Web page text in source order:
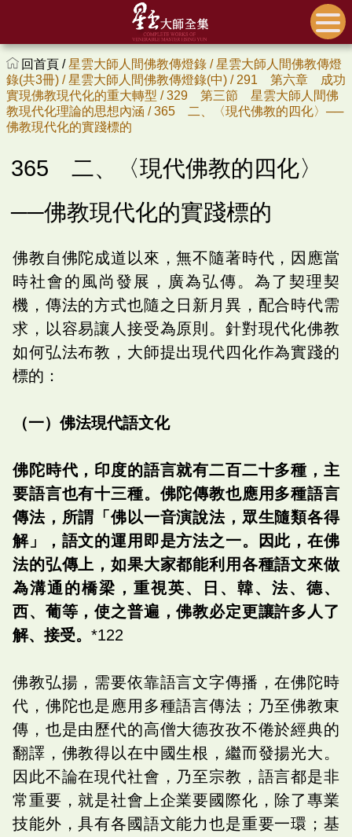
回首頁 /星雲大師人間佛教傳燈錄 /星雲大師人間佛教傳燈
錄(共3冊) /星雲大師人間佛教傳燈錄(中) / 291 第六章 成功
實現佛教現代化的重大轉型 /329 第三節 星雲大師人間佛
教現代化理論的思想內涵 /365 二、〈現代佛教的四化〉──
佛教現代化的實踐標的
365 二、〈現代佛教的四化〉
──佛教現代化的實踐標的
佛教自佛陀成道以來，無不隨著時代，因應當
時社會的風尚發展，廣為弘傳。為了契理契
機，傳法的方式也隨之日新月異，配合時代需
求，以容易讓人接受為原則。針對現代化佛教
如何弘法布教，大師提出現代四化作為實踐的
標的：
（一）佛法現代語文化
佛陀時代，印度的語言就有二百二十多種，主
要語言也有十三種。佛陀傳教也應用多種語言
傳法，所謂「佛以一音演說法，眾生隨類各得
解」，語文的運用即是方法之一。因此，在佛
法的弘傳上，如果大家都能利用各種語文來做
為溝通的橋梁，重視英、日、韓、法、德、
西、葡等，使之普遍，佛教必定更讓許多人了
解、接受。 *122
佛教弘揚，需要依靠語言文字傳播，在佛陀時
代，佛陀也是應用多種語言傳法；乃至佛教東
傳，也是由歷代的高僧大德孜孜不倦於經典的
翻譯，佛教得以在中國生根，繼而發揚光大。
因此不論在現代社會，乃至宗教，語言都是非
常重要，就是社會上企業要國際化，除了專業
技能外，具有各國語文能力也是重要一環；基